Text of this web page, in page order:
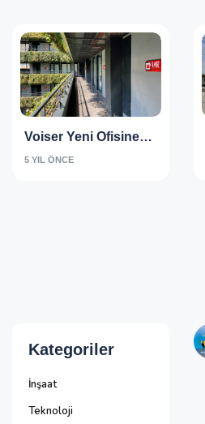
Voiser Yeni Ofisine
Geçti
5 YIL ÖNCE
Kategoriler
İnşaat
Teknoloji